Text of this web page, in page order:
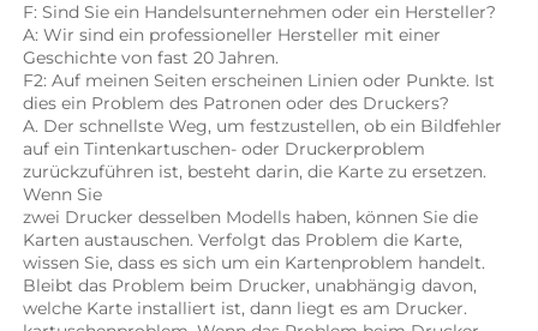
F: Sind Sie ein Handelsunternehmen oder ein Hersteller?
A: Wir sind ein professioneller Hersteller mit einer
Geschichte von fast 20 Jahren.
F2: Auf meinen Seiten erscheinen Linien oder Punkte. Ist
dies ein Problem des Patronen oder des Druckers?
A. Der schnellste Weg, um festzustellen, ob ein Bildfehler
auf ein Tintenkartuschen- oder Druckerproblem
zurückzuführen ist, besteht darin, die Karte zu ersetzen.
Wenn Sie
zwei Drucker desselben Modells haben, können Sie die
Karten austauschen. Verfolgt das Problem die Karte,
wissen Sie, dass es sich um ein Kartenproblem handelt.
Bleibt das Problem beim Drucker, unabhängig davon,
welche Karte installiert ist, dann liegt es am Drucker.